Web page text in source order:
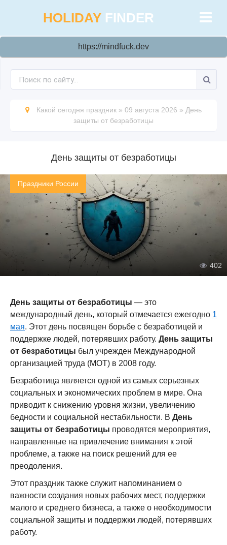
HOLIDAY FINDER
https://mindfuck.dev
Какой сегодня праздник » 09 августа 2026 » День
защиты от безработицы
День защиты от безработицы
Праздники России
402
День защиты от безработицы — это
международный день, который отмечается ежегодно 1
мая. Этот день посвящен борьбе с безработицей и
поддержке людей, потерявших работу. День защиты
от безработицы был учрежден Международной
организацией труда (МОТ) в 2008 году.
Безработица является одной из самых серьезных
социальных и экономических проблем в мире. Она
приводит к снижению уровня жизни, увеличению
бедности и социальной нестабильности. В День
защиты от безработицы проводятся мероприятия,
направленные на привлечение внимания к этой
проблеме, а также на поиск решений для ее
преодоления.
Этот праздник также служит напоминанием о
важности создания новых рабочих мест, поддержки
малого и среднего бизнеса, а также о необходимости
социальной защиты и поддержки людей, потерявших
работу.